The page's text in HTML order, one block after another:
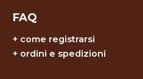
FAQ
+ come registrarsi
+ ordini e spedizioni